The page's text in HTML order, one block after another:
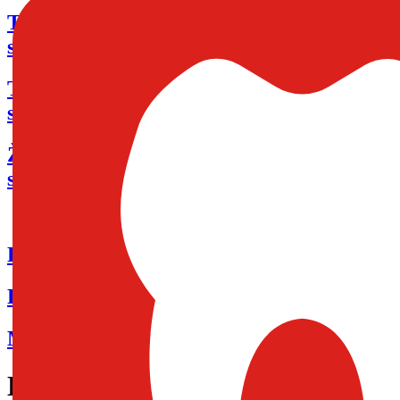
Trenčiansky
samosprávny kraj
Trnavský
samosprávny kraj
Žilinský
samosprávny kraj
Pre poskytovateľov zdravotnej
Pre prevádzkovateľov lekární
Mimoriadne oznamy ŠÚKL
Krasdent s.r.o.